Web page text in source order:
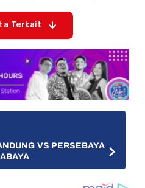
Terkait
VS PERSEBAYA